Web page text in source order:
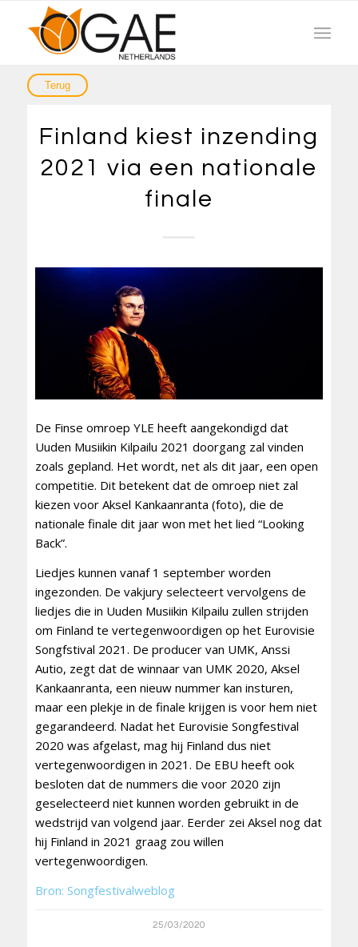
Finland kiest inzending
2021 via een nationale
finale
De Finse omroep YLE heeft aangekondigd dat
Uuden Musiikin Kilpailu 2021 doorgang zal vinden
zoals gepland. Het wordt, net als dit jaar, een open
competitie. Dit betekent dat de omroep niet zal
kiezen voor Aksel Kankaanranta (foto), die de
nationale finale dit jaar won met het lied “Looking
Back”.
Liedjes kunnen vanaf 1 september worden
ingezonden. De vakjury selecteert vervolgens de
liedjes die in Uuden Musiikin Kilpailu zullen strijden
om Finland te vertegenwoordigen op het Eurovisie
Songfstival 2021. De producer van UMK, Anssi
Autio, zegt dat de winnaar van UMK 2020, Aksel
Kankaanranta, een nieuw nummer kan insturen,
maar een plekje in de finale krijgen is voor hem niet
gegarandeerd. Nadat het Eurovisie Songfestival
2020 was afgelast, mag hij Finland dus niet
vertegenwoordigen in 2021. De EBU heeft ook
besloten dat de nummers die voor 2020 zijn
geselecteerd niet kunnen worden gebruikt in de
wedstrijd van volgend jaar. Eerder zei Aksel nog dat
hij Finland in 2021 graag zou willen
vertegenwoordigen.
Bron: Songfestivalweblog
25/03/2020